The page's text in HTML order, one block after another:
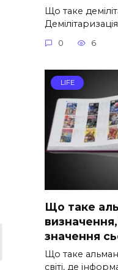
Що таке
0 6
LIFE
Що таке
визначення,
значення
Що таке
світі, де